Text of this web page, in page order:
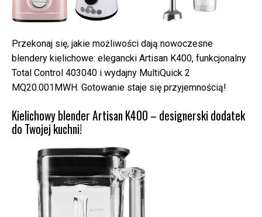
Przekonaj się, jakie możliwości dają nowoczesne
blendery kielichowe: elegancki Artisan K400, funkcjonalny
Total Control 403040 i wydajny MultiQuick 2
MQ20.001MWH. Gotowanie staje się przyjemnością!
Kielichowy blender Artisan K400 – designerski dodatek
do Twojej kuchni!